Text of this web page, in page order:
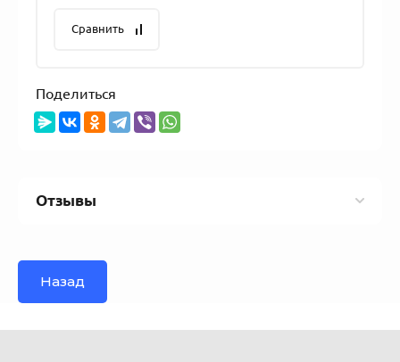
Сравнить
Поделиться
Отзывы
Назад